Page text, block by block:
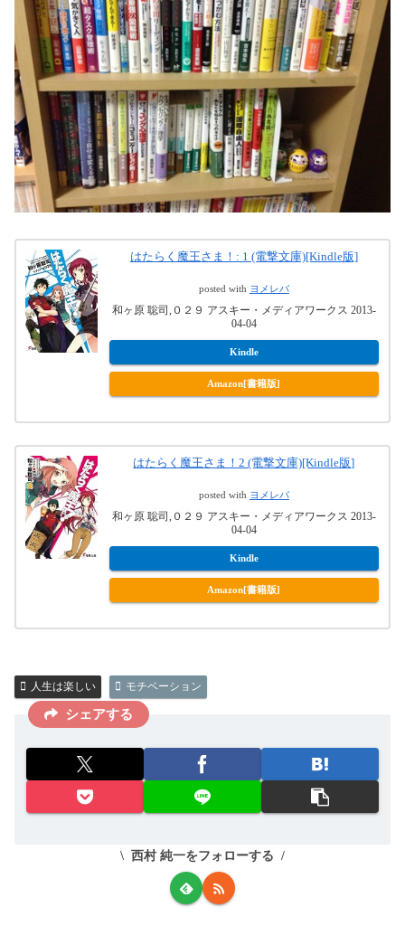
はたらく魔王さま！: 1 (電撃文庫)[Kindle版]
posted with ヨメレバ
和ヶ原 聡司,０２９ アスキー・メディアワークス 2013-
04-04
Kindle
Amazon[書籍版]
はたらく魔王さま！2 (電撃文庫)[Kindle版]
posted with ヨメレバ
和ヶ原 聡司,０２９ アスキー・メディアワークス 2013-
04-04
Kindle
Amazon[書籍版]
人生は楽しい モチベーション
シェアする
西村 純一をフォローする